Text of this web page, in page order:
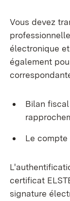
Vous devez
électronique
également
Bilan
Le
certificat
signature